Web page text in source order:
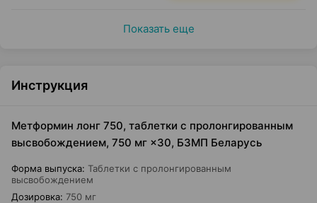
Показать еще
Инструкция
Метформин лонг 750, таблетки с пролонгированным
высвобождением, 750 мг ×30, БЗМП Беларусь
Форма выпуска: Таблетки с пролонгированным
высвобождением
Дозировка: 750 мг